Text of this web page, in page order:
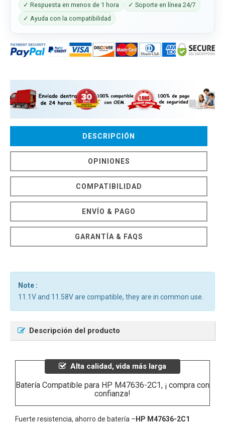
✓ Respuesta en menos de 1 hora
✓ Soporte en línea 24/7
✓ Ayuda con la compatibilidad
DESCRIPCIÓN
OPINIONES
COMPATIBILIDAD
ENVÍO & PAGO
GARANTÍA & FAQS
Note :
11.1V and 11.58V are compatible, they are in common use.
Descripción del producto
Alta calidad, vida más larga
Batería Compatible para HP M47636-2C1, ¡ compra con
confianza!
Fuerte resistencia, ahorro de batería – HP M47636-2C1